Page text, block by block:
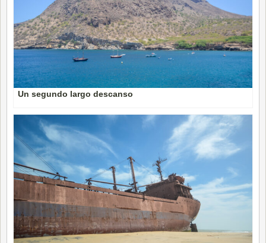
Un segundo largo descanso